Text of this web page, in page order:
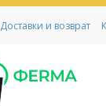
Доставки и возврат